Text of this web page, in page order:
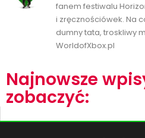
fanem festiwalu
i zręcznościówek. Na
dumny tata, troskliwy
WorldofXbox.pl
Najnowsze
zobaczyć: